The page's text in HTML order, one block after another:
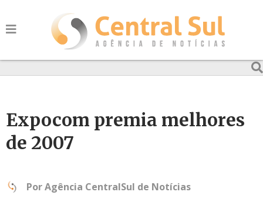
Expocom premia melhores
de 2007
PorAgência CentralSul de Notícias